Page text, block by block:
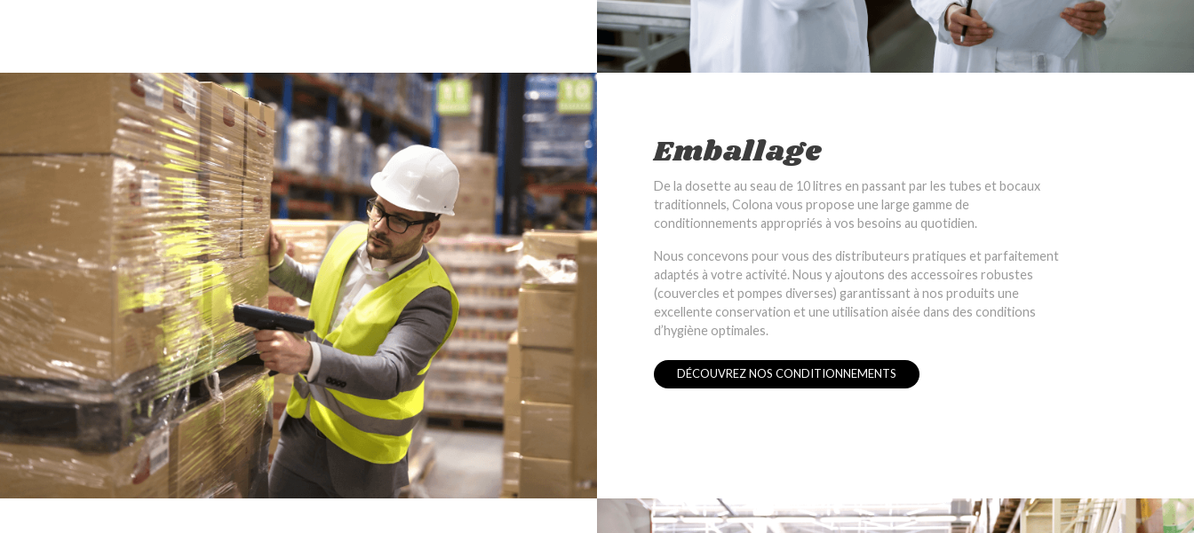
Emballage
De la dosette au seau de 10 litres en passant par les tubes et bocaux
traditionnels, Colona vous propose une large gamme de
conditionnements appropriés à vos besoins au quotidien.
Nous concevons pour vous des distributeurs pratiques et parfaitement
adaptés à votre activité. Nous y ajoutons des accessoires robustes
(couvercles et pompes diverses) garantissant à nos produits une
excellente conservation et une utilisation aisée dans des conditions
d’hygiène optimales.
DÉCOUVREZ NOS CONDITIONNEMENTS